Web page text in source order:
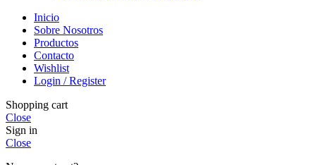
Inicio
Sobre Nosotros
Productos
Contacto
Wishlist
Login / Register
Shopping cart
Close
Sign in
Close